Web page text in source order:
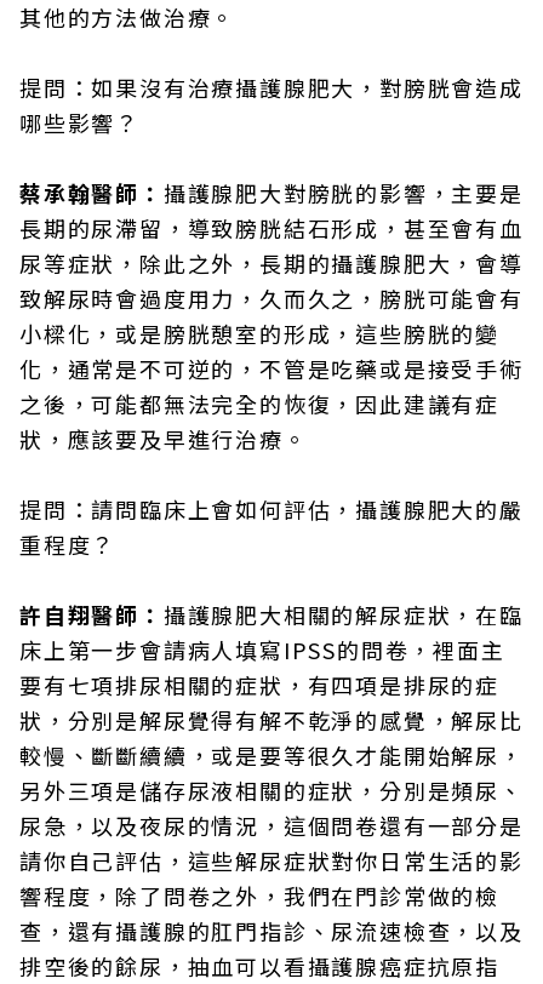
其他的方法做治療。
提問：如果沒有治療攝護腺肥大，對膀胱會造成
哪些影響？
蔡承翰醫師： 攝護腺肥大對膀胱的影響，主要是
長期的尿滯留，導致膀胱結石形成，甚至會有血
尿等症狀，除此之外，長期的攝護腺肥大，會導
致解尿時會過度用力，久而久之，膀胱可能會有
小樑化，或是膀胱憩室的形成，這些膀胱的變
化，通常是不可逆的，不管是吃藥或是接受手術
之後，可能都無法完全的恢復，因此建議有症
狀，應該要及早進行治療。
提問：請問臨床上會如何評估，攝護腺肥大的嚴
重程度？
許自翔醫師： 攝護腺肥大相關的解尿症狀，在臨
床上第一步會請病人填寫IPSS的問卷，裡面主
要有七項排尿相關的症狀，有四項是排尿的症
狀，分別是解尿覺得有解不乾淨的感覺，解尿比
較慢、斷斷續續，或是要等很久才能開始解尿，
另外三項是儲存尿液相關的症狀，分別是頻尿、
尿急，以及夜尿的情況，這個問卷還有一部分是
請你自己評估，這些解尿症狀對你日常生活的影
響程度，除了問卷之外，我們在門診常做的檢
查，還有攝護腺的肛門指診、尿流速檢查，以及
排空後的餘尿，抽血可以看攝護腺癌症抗原指